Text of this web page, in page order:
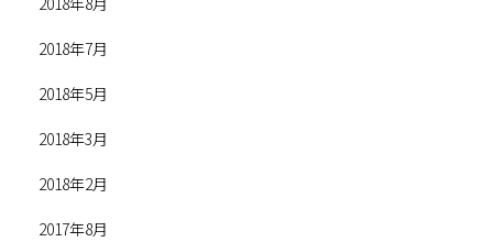
2018年7月
2018年5月
2018年3月
2018年2月
2017年8月